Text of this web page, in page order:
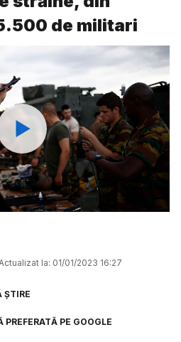
de militari
Watch
la: 01/01/2023 16:27
ȘTIRE
PE GOOGLE